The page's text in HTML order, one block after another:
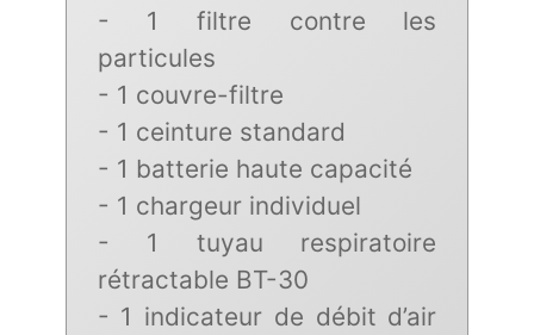
- 1 filtre contre les
particules
- 1 couvre-filtre
- 1 ceinture standard
- 1 batterie haute capacité
- 1 chargeur individuel
- 1 tuyau respiratoire
rétractable BT-30
- 1 indicateur de débit d’air